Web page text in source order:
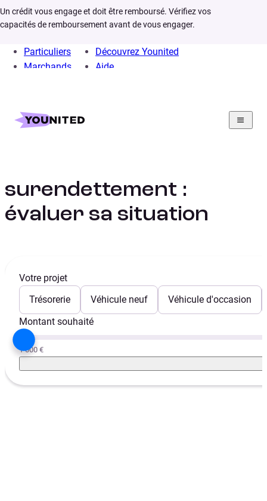
Un crédit vous engage et doit être remboursé. Vérifiez vos
capacités de remboursement avant de vous engager.
Particuliers
Marchands
Découvrez Younited
Aide
Home
Faire face risque surendettement
surendettement :
évaluer sa situation
Votre projet
Trésorerie
Véhicule neuf
Véhicule d'occasion
Montant souhaité
1 000 €